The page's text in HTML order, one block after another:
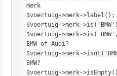
merk
$voertuig->merk-
$voertuig->merk-
$voertuig->merk-
BMW of Audi?
$voertuig->merk-
BMW?
$voertuig->merk-